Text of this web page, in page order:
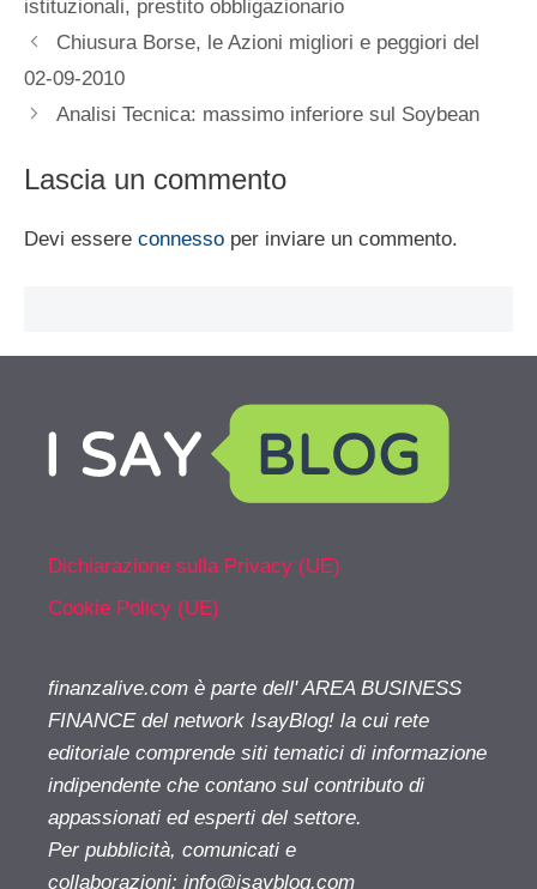
istituzionali, prestito obbligazionario
Chiusura Borse, le Azioni migliori e peggiori del
02-09-2010
Analisi Tecnica: massimo inferiore sul Soybean
Lascia un commento
Devi essere connesso per inviare un commento.
Dichiarazione sulla Privacy (UE)
Cookie Policy (UE)
finanzalive.com è parte dell' AREA BUSINESS
FINANCE del network IsayBlog! la cui rete
editoriale comprende siti tematici di informazione
indipendente che contano sul contributo di
appassionati ed esperti del settore.
Per pubblicità, comunicati e
collaborazioni: info@isayblog.com